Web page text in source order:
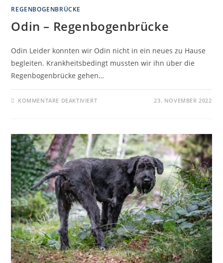
REGENBOGENBRÜCKE
Odin – Regenbogenbrücke
Odin Leider konnten wir Odin nicht in ein neues zu Hause
begleiten. Krankheitsbedingt mussten wir ihn über die
Regenbogenbrücke gehen…
KOMMENTARE DEAKTIVIERT 23. NOVEMBER 2022